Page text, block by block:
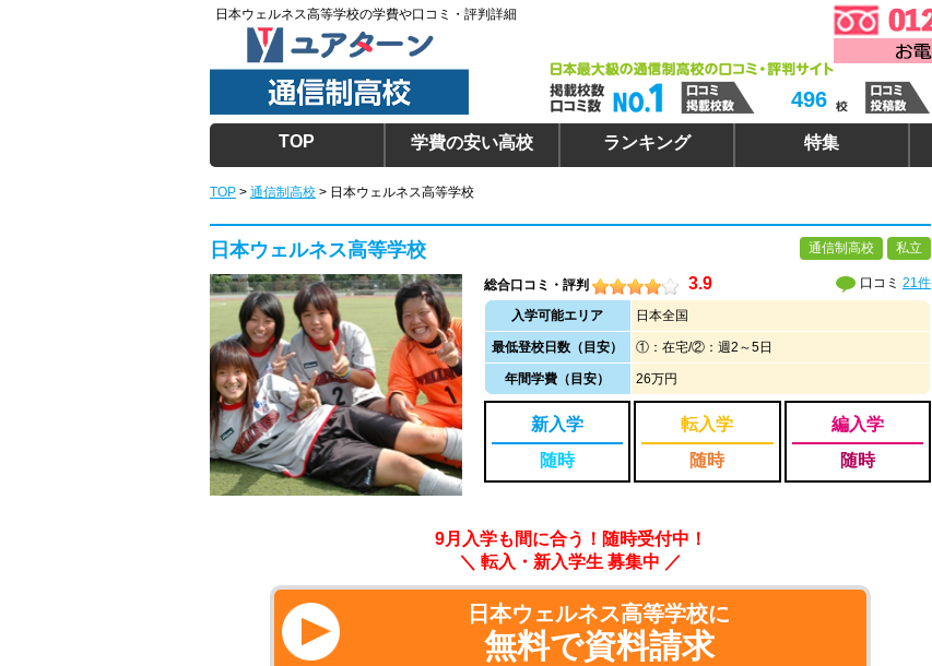
日本ウェルネス高等学校の学費や口コミ・評判詳細
496
TOP 学費の安い高校 ランキング 特集
TOP > 通信制高校 > 日本ウェルネス高等学校
日本ウェルネス高等学校 通信制高校 私立
総合口コミ・評判 3.9 口コミ 21件
入学可能エリア 日本全国
最低登校日数（目安） ①：在宅/②：週2～5日
年間学費（目安） 26万円
新入学
随時
転入学
随時
編入学
随時
9月入学も間に合う！随時受付中！
＼ 転入・新入学生 募集中 ／
日本ウェルネス高等学校に
無料で資料請求